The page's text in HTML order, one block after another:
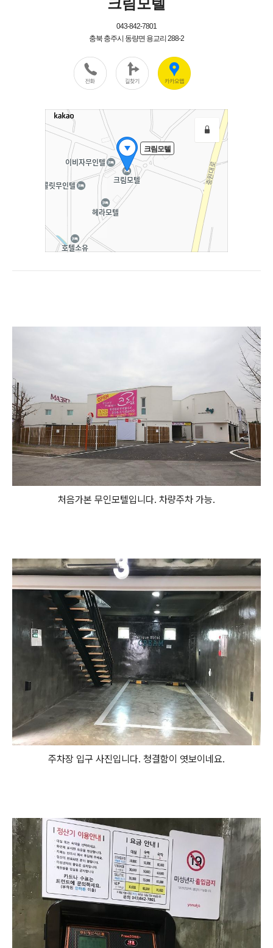
처음가본 무인모텔입니다. 차량주차 가능.
주차장 입구 사진입니다. 청결함이 엿보이네요.